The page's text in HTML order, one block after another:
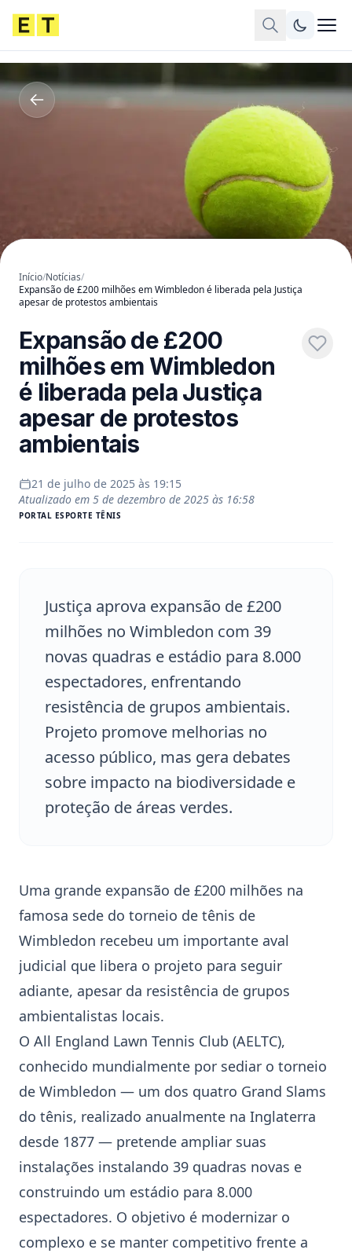
Início/Notícias/
Expansão de £200 milhões em Wimbledon é liberada pela Justiça
apesar de protestos ambientais
Expansão de £200
milhões em Wimbledon
é liberada pela Justiça
apesar de protestos
ambientais
21 de julho de 2025 às 19:15
Atualizado em 5 de dezembro de 2025 às 16:58
PORTAL ESPORTE TÊNIS
Justiça aprova expansão de £200
milhões no Wimbledon com 39
novas quadras e estádio para 8.000
espectadores, enfrentando
resistência de grupos ambientais.
Projeto promove melhorias no
acesso público, mas gera debates
sobre impacto na biodiversidade e
proteção de áreas verdes.
Uma grande expansão de £200 milhões na
famosa sede do torneio de tênis de
Wimbledon recebeu um importante aval
judicial que libera o projeto para seguir
adiante, apesar da resistência de grupos
ambientalistas locais.
O All England Lawn Tennis Club (AELTC),
conhecido mundialmente por sediar o torneio
de Wimbledon — um dos quatro Grand Slams
do tênis, realizado anualmente na Inglaterra
desde 1877 — pretende ampliar suas
instalações instalando 39 quadras novas e
construindo um estádio para 8.000
espectadores. O objetivo é modernizar o
complexo e se manter competitivo frente a